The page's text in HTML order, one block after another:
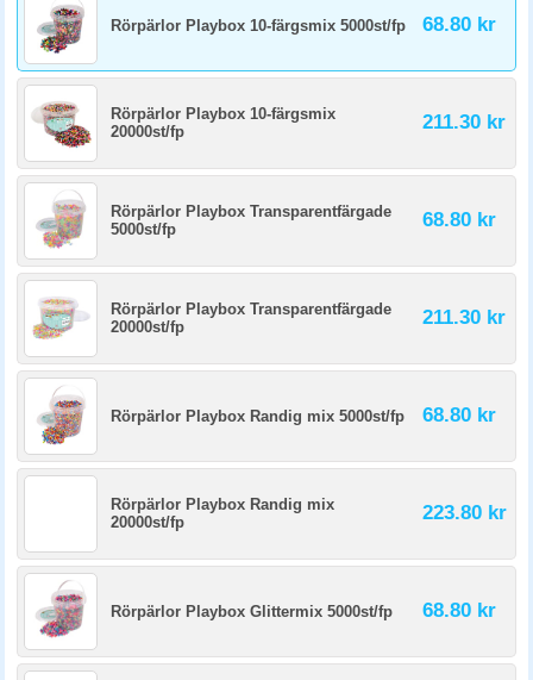
Rörpärlor Playbox 10-färgsmix 5000st/fp 68.80 kr
Rörpärlor Playbox 10-färgsmix
20000st/fp
211.30 kr
Rörpärlor Playbox Transparentfärgade
5000st/fp
68.80 kr
Rörpärlor Playbox Transparentfärgade
20000st/fp
211.30 kr
Rörpärlor Playbox Randig mix 5000st/fp 68.80 kr
Rörpärlor Playbox Randig mix
20000st/fp
223.80 kr
Rörpärlor Playbox Glittermix 5000st/fp 68.80 kr